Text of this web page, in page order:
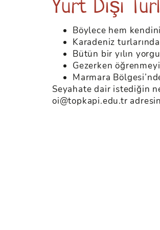
Yurt Dışı
Böylece hem
Karadeniz
Bütün bir yılın
Gezerken
Marmara
Seyahate dair istediğin
oi@topkapi.edu.tr